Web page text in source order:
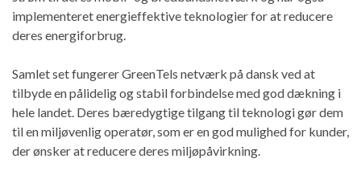
implementeret energieffektive teknologier for at reducere
deres energiforbrug.
Samlet set fungerer GreenTels netværk på dansk ved at
tilbyde en pålidelig og stabil forbindelse med god dækning i
hele landet. Deres bæredygtige tilgang til teknologi gør dem
til en miljøvenlig operatør, som er en god mulighed for kunder,
der ønsker at reducere deres miljøpåvirkning.